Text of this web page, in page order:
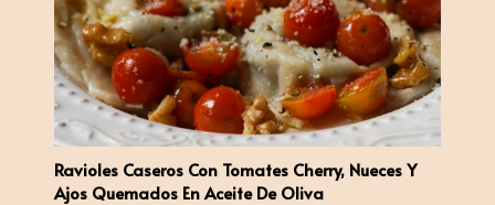
Ravioles Caseros Con Tomates Cherry, Nueces Y
Ajos Quemados En Aceite De Oliva